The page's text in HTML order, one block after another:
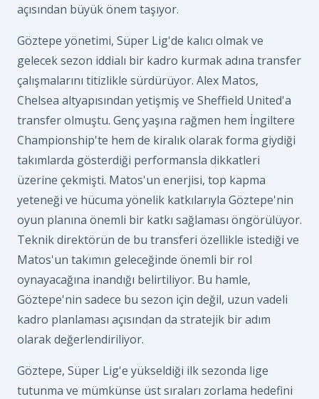
açısından büyük önem taşıyor.
Göztepe yönetimi, Süper Lig'de kalıcı olmak ve
gelecek sezon iddialı bir kadro kurmak adına transfer
çalışmalarını titizlikle sürdürüyor. Alex Matos,
Chelsea altyapısından yetişmiş ve Sheffield United'a
transfer olmuştu. Genç yaşına rağmen hem İngiltere
Championship'te hem de kiralık olarak forma giydiği
takımlarda gösterdiği performansla dikkatleri
üzerine çekmişti. Matos'un enerjisi, top kapma
yeteneği ve hücuma yönelik katkılarıyla Göztepe'nin
oyun planına önemli bir katkı sağlaması öngörülüyor.
Teknik direktörün de bu transferi özellikle istediği ve
Matos'un takımın geleceğinde önemli bir rol
oynayacağına inandığı belirtiliyor. Bu hamle,
Göztepe'nin sadece bu sezon için değil, uzun vadeli
kadro planlaması açısından da stratejik bir adım
olarak değerlendiriliyor.
Göztepe, Süper Lig'e yükseldiği ilk sezonda lige
tutunma ve mümkünse üst sıraları zorlama hedefini